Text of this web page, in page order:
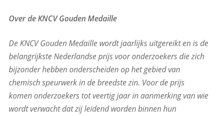
Over de KNCV Gouden Medaille
De KNCV Gouden Medaille wordt jaarlijks uitgereikt en is de
belangrijkste Nederlandse prijs voor onderzoekers die zich
bijzonder hebben onderscheiden op het gebied van
chemisch speurwerk in de breedste zin. Voor de prijs
komen onderzoekers tot veertig jaar in aanmerking van wie
wordt verwacht dat zij leidend worden binnen hun